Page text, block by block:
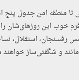
تا منطقه امن جدول پنج
فرم خوب این روزهای‌شان
استقلال،
و شگفتی‌ساز